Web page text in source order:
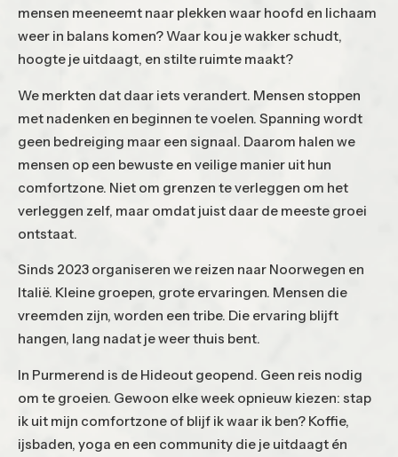
mensen meeneemt naar plekken waar hoofd en lichaam
weer in balans komen? Waar kou je wakker schudt,
hoogte je uitdaagt, en stilte ruimte maakt?
We merkten dat daar iets verandert. Mensen stoppen
met nadenken en beginnen te voelen. Spanning wordt
geen bedreiging maar een signaal. Daarom halen we
mensen op een bewuste en veilige manier uit hun
comfortzone. Niet om grenzen te verleggen om het
verleggen zelf, maar omdat juist daar de meeste groei
ontstaat.
Sinds 2023 organiseren we reizen naar Noorwegen en
Italië. Kleine groepen, grote ervaringen. Mensen die
vreemden zijn, worden een tribe. Die ervaring blijft
hangen, lang nadat je weer thuis bent.
In Purmerend is de Hideout geopend. Geen reis nodig
om te groeien. Gewoon elke week opnieuw kiezen: stap
ik uit mijn comfortzone of blijf ik waar ik ben? Koffie,
ijsbaden, yoga en een community die je uitdaagt én